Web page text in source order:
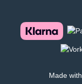
Made with